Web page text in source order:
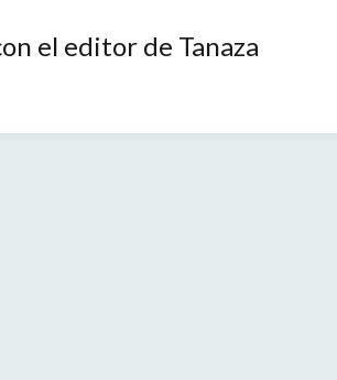
el editor de Tanaza